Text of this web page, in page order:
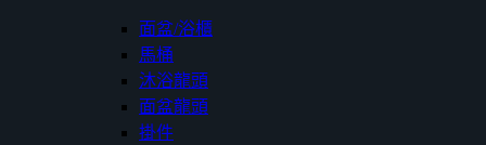
面盆/浴櫃
馬桶
沐浴龍頭
面盆龍頭
掛件